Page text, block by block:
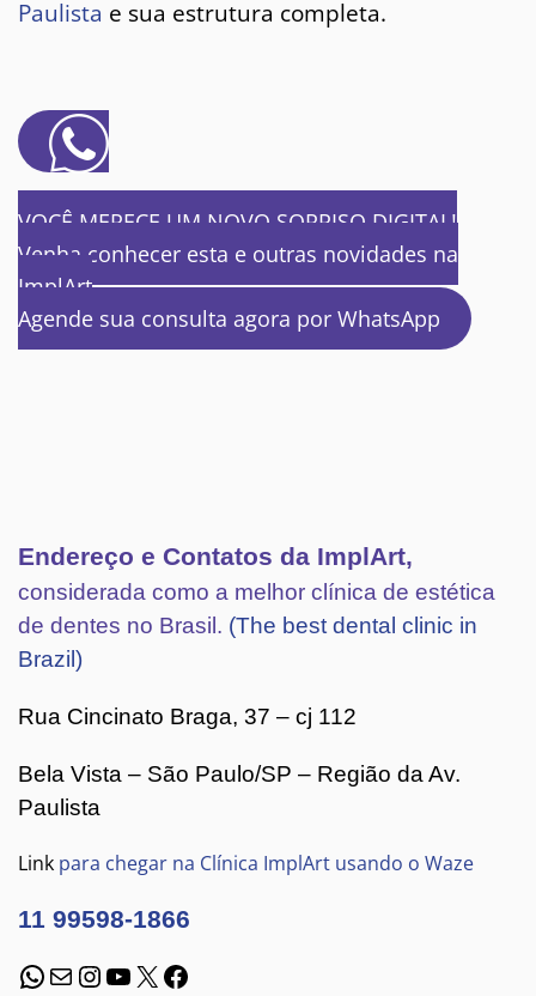
Paulista e sua estrutura completa.
VOCÊ MERECE UM NOVO SORRISO DIGITAL!
Venha conhecer esta e outras novidades na
ImplArt
Agende sua consulta agora por WhatsApp
Endereço e Contatos da ImplArt,
considerada como a melhor clínica de estética
de dentes no Brasil. (The best dental clinic in
Brazil)
Rua Cincinato Braga, 37 – cj 112
Bela Vista – São Paulo/SP – Região da Av.
Paulista
Link para chegar na Clínica ImplArt usando o Waze
11 99598-1866
WhatsApp
E-mailInstagram
Youtube
X Facebook